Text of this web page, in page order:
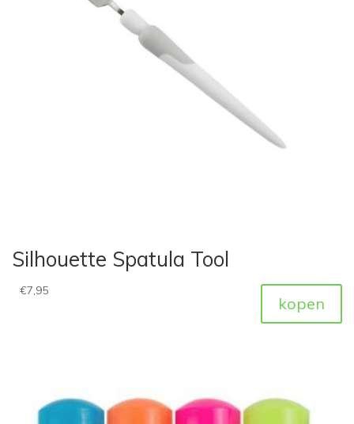
Silhouette Spatula Tool
€7,95
kopen